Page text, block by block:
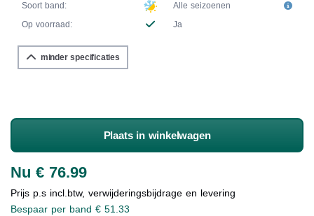
Soort band:
Alle seizoenen
Op voorraad:
Ja
minder specificaties
Plaats in winkelwagen
Nu € 76.99
Prijs p.s incl.btw, verwijderingsbijdrage en levering
Bespaar per band € 51.33